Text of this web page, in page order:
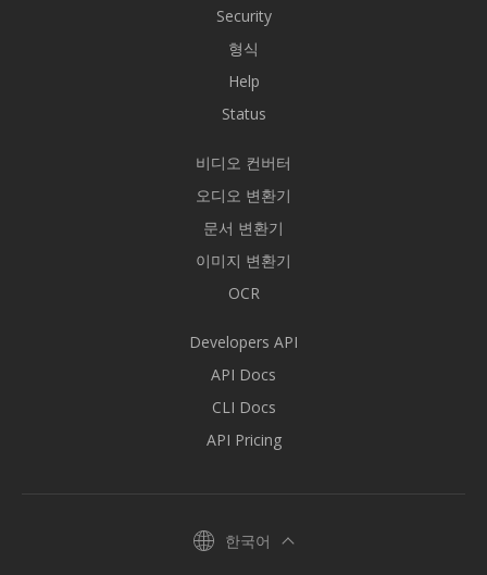
Security
형식
Help
Status
비디오 컨버터
오디오 변환기
문서 변환기
이미지 변환기
OCR
Developers API
API Docs
CLI Docs
API Pricing
한국어